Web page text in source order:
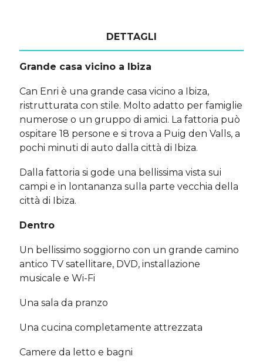
DETTAGLI
Grande casa vicino a Ibiza
Can Enri è una grande casa vicino a Ibiza,
ristrutturata con stile. Molto adatto per famiglie
numerose o un gruppo di amici. La fattoria può
ospitare 18 persone e si trova a Puig den Valls, a
pochi minuti di auto dalla città di Ibiza.
Dalla fattoria si gode una bellissima vista sui
campi e in lontananza sulla parte vecchia della
città di Ibiza.
Dentro
Un bellissimo soggiorno con un grande camino
antico TV satellitare, DVD, installazione
musicale e Wi-Fi
Una sala da pranzo
Una cucina completamente attrezzata
Camere da letto e bagni